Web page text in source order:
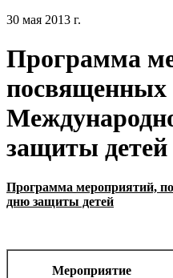
30 мая 2013 г.
Программа
посвященных
защиты детей
Программа мероприятий,
дню защиты детей
Мероприятие